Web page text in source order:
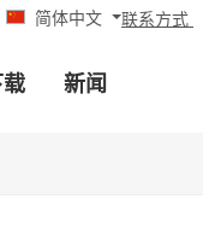
简体中文 联系方式
新闻